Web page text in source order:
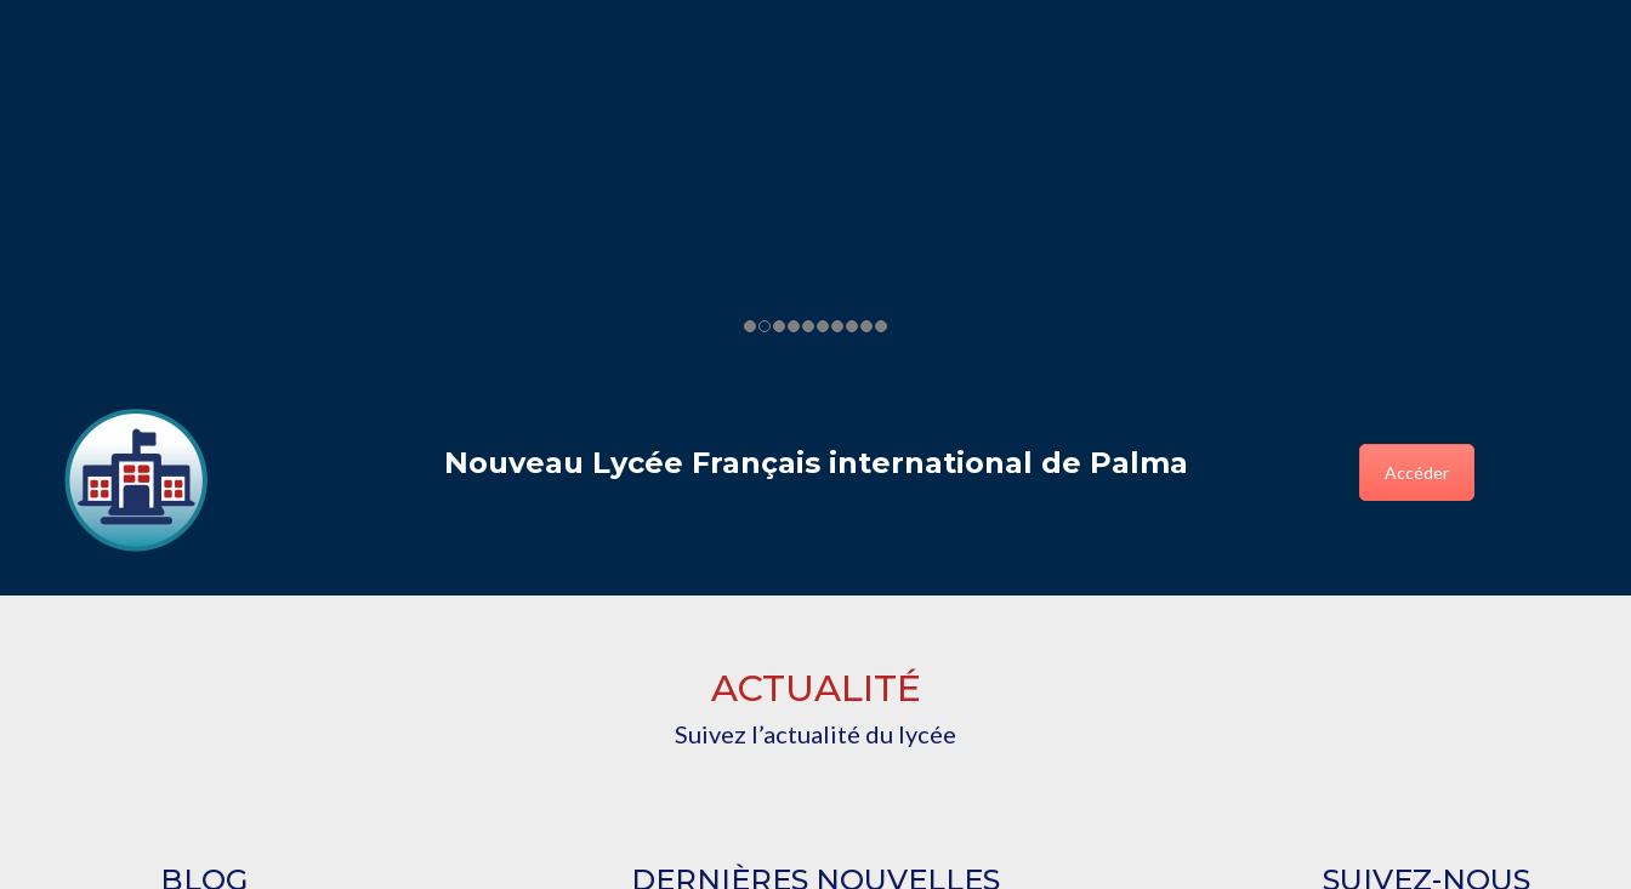
Nouveau Lycée Français international de Palma Accéder
ACTUALITÉ
Suivez l’actualité du lycée
BLOG DERNIÈRES NOUVELLES SUIVEZ-NOUS